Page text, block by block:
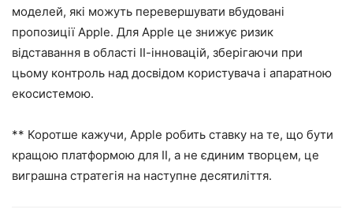
моделей, які можуть перевершувати вбудовані
пропозиції Apple. Для Apple це знижує ризик
відставання в області ІІ-інновацій, зберігаючи при
цьому контроль над досвідом користувача і апаратною
екосистемою.
** Коротше кажучи, Apple робить ставку на те, що бути
кращою платформою для ІІ, а не єдиним творцем, це
виграшна стратегія на наступне десятиліття.